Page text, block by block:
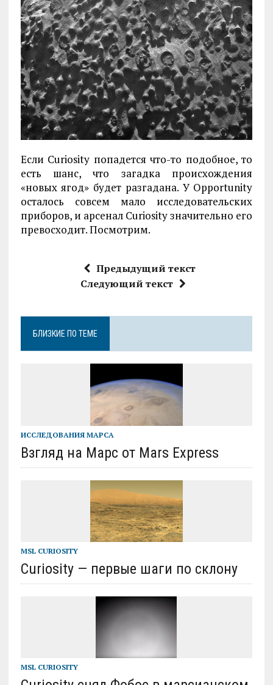
Если Curiosity попадется что-то подобное, то
есть шанс, что загадка происхождения
«новых ягод» будет разгадана. У Opportunity
осталось совсем мало исследовательских
приборов, и арсенал Curiosity значительно его
превосходит. Посмотрим.
Предыдущий текст
Следующий текст
БЛИЗКИЕ ПО ТЕМЕ
ИССЛЕДОВАНИЯ МАРСА
Взгляд на Марс от Mars Express
MSL CURIOSITY
Curiosity — первые шаги по склону
MSL CURIOSITY